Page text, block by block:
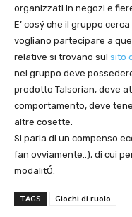
organizzati in negozi e
E’ cosý che il gruppo
vogliano partecipare a
relative si trovano sul sito
nel gruppo deve
prodotto Talsorian, deve
comportamento, deve
altre cosette.
Si parla di un compenso
fan ovviamente..), di cui
modalitÓ.
TAGS Giochi di ruolo